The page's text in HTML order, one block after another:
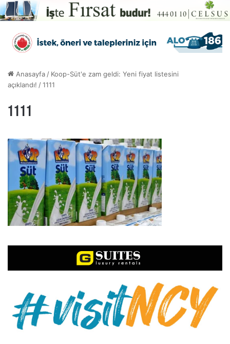
Anasayfa / Koop-Süt'e zam geldi: Yeni fiyat listesini
açıklandı! /1111
1111